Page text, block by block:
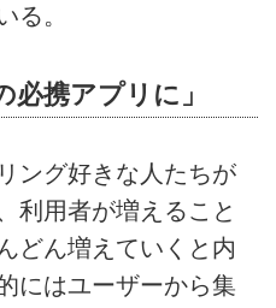
る。
携アプリに」
ング好きな人たちが
利用者が増えること
どん増えていくと内
にはユーザーから集